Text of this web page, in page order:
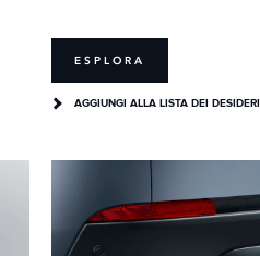
ESPLORA
AGGIUNGI ALLA LISTA DEI DESIDERI